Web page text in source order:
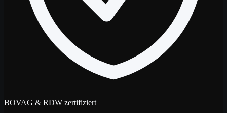
BOVAG & RDW zertifiziert